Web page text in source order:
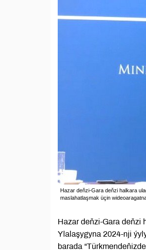
Hazar deňzi-Gara deňzi halkara
maslahatlaşmak üçin
Hazar deňzi-Gara deňzi
Ylalaşygyna 2024-nji
barada